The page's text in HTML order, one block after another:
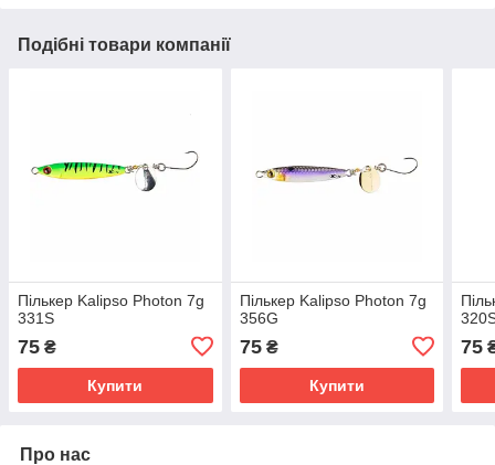
Подібні товари компанії
Пількер Kalipso Photon 7g
331S
75 ₴
Купити
Пількер Kalipso Photon 7g
356G
75₴
Купити
75
Про нас